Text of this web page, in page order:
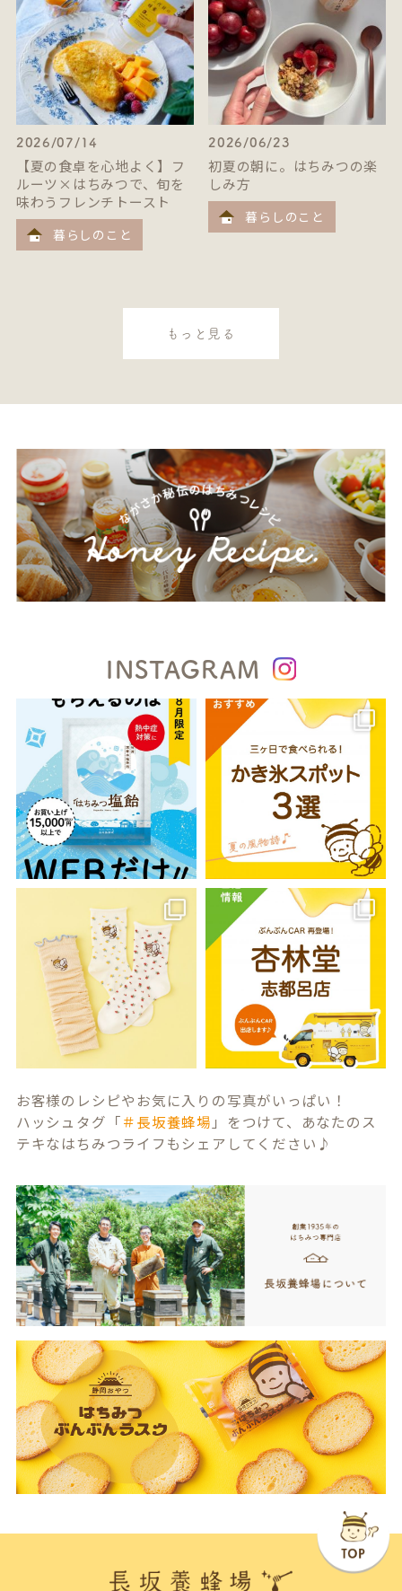
2026/07/14
【夏の食卓を心地よく】フ
ルーツ×はちみつで、旬を
味わうフレンチトースト
暮らしのこと
2026/06/23
初夏の朝に。はちみつの楽
しみ方
暮らしのこと
もっと見る
INSTAGRAM
お客様のレシピやお気に入りの写真がいっぱい！
ハッシュタグ「＃長坂養蜂場 」をつけて、あなたのス
テキなはちみつライフもシェアしてください♪